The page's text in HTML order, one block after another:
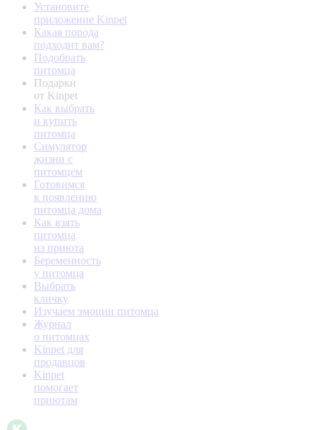
Установите
приложение Kinpet
Какая порода
подходит вам?
Подобрать
питомца
Подарки
от Kinpet
Как выбрать
и купить
питомца
Симулятор
жизни с
питомцем
Готовимся
к появлению
питомца дома
Как взять
питомца
из приюта
Беременность
у питомца
Выбрать
кличку
Изучаем эмоции питомца
Журнал
о питомцах
Kinpet для
продавцов
Kinpet
помогает
приютам